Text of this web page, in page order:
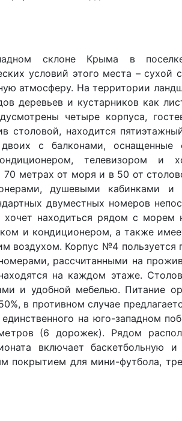
склоне Крыма в
условий этого места – сухой
атмосферу. На территории
деревьев и кустарников как
четыре корпуса,
столовой, находится
с балконами, оснащенные
телевизором и
метрах от моря и в 50 от
душевыми кабинками и
двуместных номеров
находиться рядом с морем
и кондиционером, а также
воздухом. Корпус №4 пользуется
рассчитанными на
на каждом этаже.
и удобной мебелью. Питание
в противном случае
на юго-западном
(6 дорожек). Рядом
включает баскетбольную и
покрытием для мини-футбола,